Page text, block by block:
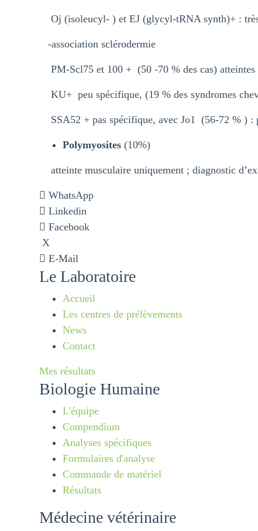
Oj (isoleucyl- ) et EJ (glycyl-tRNA synth)+ :
-association sclérodermie
PM-Scl75 et 100 + (50 -70 % des cas)
KU+ peu spécifique, (19 % des syndromes
SSA52 + pas spécifique, avec Jo1 (56-72 % ) :
Polymyosites(10%)
atteinte musculaire uniquement ; diagnostic
WhatsApp
Linkedin
Facebook
X
E-Mail
Le Laboratoire
Accueil
Les centres de prélèvements
News
Contact
Mes résultats
Biologie Humaine
L'équipe
Compendium
Analyses spécifiques
Formulaires d'analyse
Commande de matériel
Résultats
Médecine vétérinaire